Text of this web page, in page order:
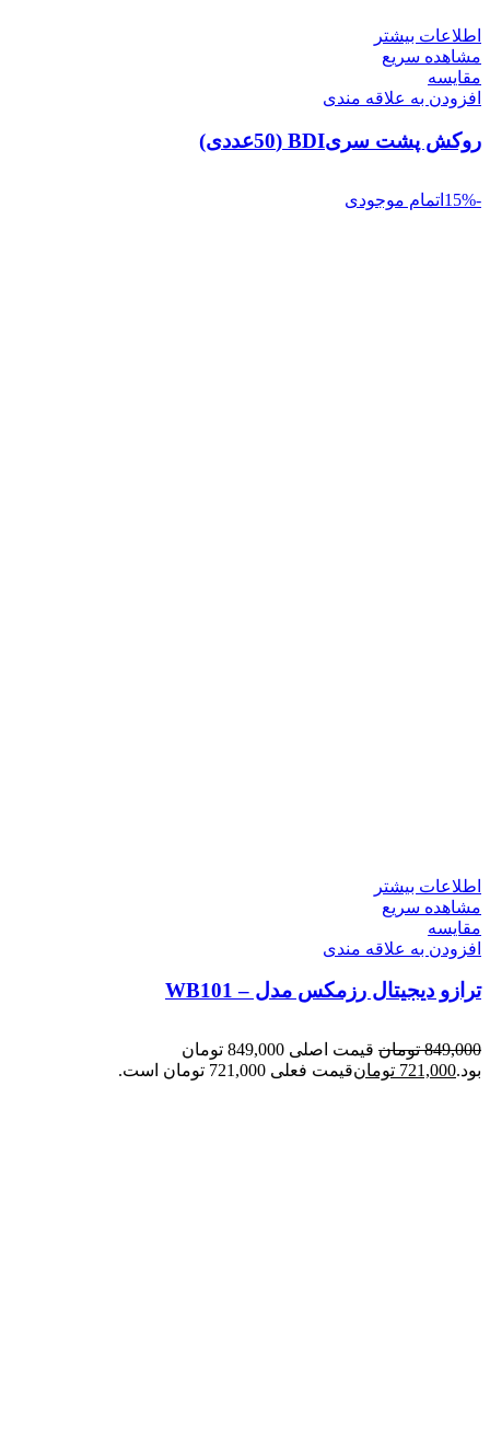
اطلاعات بیشتر
مشاهده سریع
مقایسه
افزودن به علاقه مندی
روکش پشت سریBDI (50عددی)
-15% اتمام موجودی
اطلاعات بیشتر
مشاهده سریع
مقایسه
افزودن به علاقه مندی
ترازو دیجیتال رزمکس مدل – WB101
849,000 تومان
قیمت اصلی 849,000 تومان
بود.721,000 تومانقیمت فعلی 721,000 تومان است.